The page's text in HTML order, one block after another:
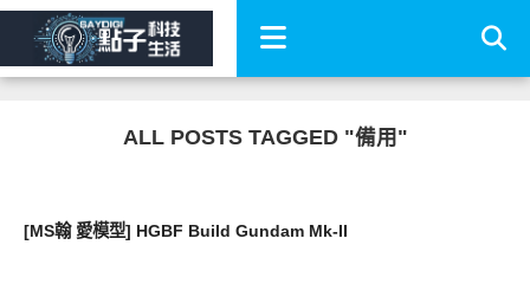
ALL POSTS TAGGED "備用"
[MS翰 愛模型] HGBF Build Gundam Mk-II